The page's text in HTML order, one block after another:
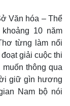
Văn hóa – Thể
10 năm
từng làm nổi
giải cuộc thi
thông qua
giữ gìn hương
Nam bộ nói